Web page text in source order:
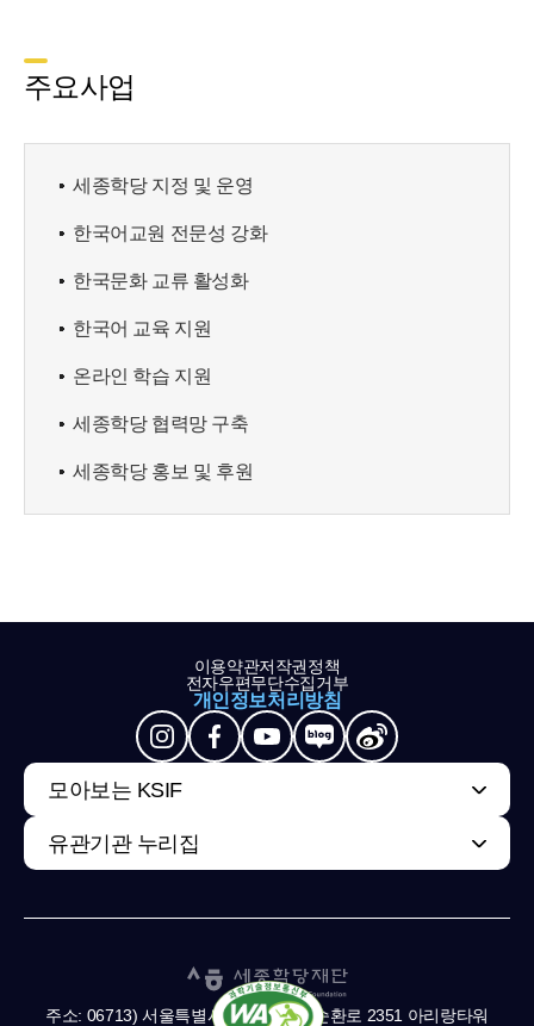
주요사업
세종학당 지정 및 운영
한국어교원 전문성 강화
한국문화 교류 활성화
한국어 교육 지원
온라인 학습 지원
세종학당 협력망 구축
세종학당 홍보 및 후원
이용약관저작권정책
전자우편무단수집거부
개인정보처리방침
모아보는 KSIF
유관기관 누리집
주소: 06713) 서울특별시 서초구 남부순환로 2351 아리랑타워